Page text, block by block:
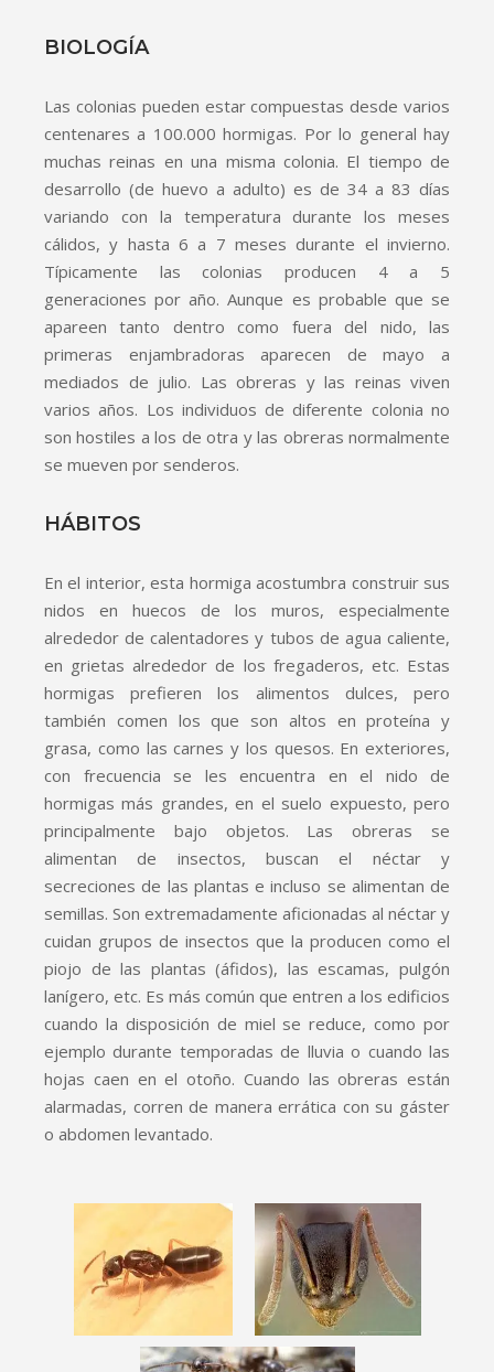
BIOLOGÍA
Las colonias pueden estar compuestas desde varios
centenares a 100.000 hormigas. Por lo general hay
muchas reinas en una misma colonia. El tiempo de
desarrollo (de huevo a adulto) es de 34 a 83 días
variando con la temperatura durante los meses
cálidos, y hasta 6 a 7 meses durante el invierno.
Típicamente las colonias producen 4 a 5
generaciones por año. Aunque es probable que se
apareen tanto dentro como fuera del nido, las
primeras enjambradoras aparecen de mayo a
mediados de julio. Las obreras y las reinas viven
varios años. Los individuos de diferente colonia no
son hostiles a los de otra y las obreras normalmente
se mueven por senderos.
HÁBITOS
En el interior, esta hormiga acostumbra construir sus
nidos en huecos de los muros, especialmente
alrededor de calentadores y tubos de agua caliente,
en grietas alrededor de los fregaderos, etc. Estas
hormigas prefieren los alimentos dulces, pero
también comen los que son altos en proteína y
grasa, como las carnes y los quesos. En exteriores,
con frecuencia se les encuentra en el nido de
hormigas más grandes, en el suelo expuesto, pero
principalmente bajo objetos. Las obreras se
alimentan de insectos, buscan el néctar y
secreciones de las plantas e incluso se alimentan de
semillas. Son extremadamente aficionadas al néctar y
cuidan grupos de insectos que la producen como el
piojo de las plantas (áfidos), las escamas, pulgón
lanígero, etc. Es más común que entren a los edificios
cuando la disposición de miel se reduce, como por
ejemplo durante temporadas de lluvia o cuando las
hojas caen en el otoño. Cuando las obreras están
alarmadas, corren de manera errática con su gáster
o abdomen levantado.